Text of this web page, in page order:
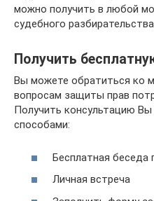
можно получить в любой
судебного
Получить
Вы можете обратиться ко
вопросам защиты прав
Получить консультацию
способами:
Бесплатная беседа
Личная встреча